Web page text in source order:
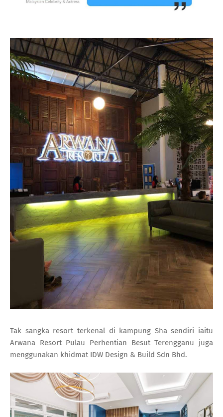
Tak sangka resort terkenal di kampung Sha sendiri iaitu
Arwana Resort Pulau Perhentian Besut Terengganu juga
menggunakan khidmat IDW Design & Build Sdn Bhd.